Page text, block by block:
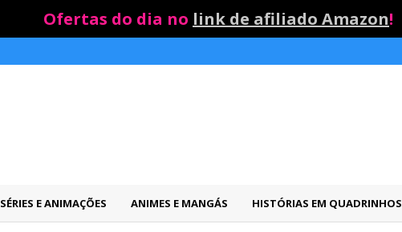
Ofertas do dia no link de afiliado Amazon!
SÉRIES E ANIMAÇÕES ANIMES E MANGÁS HISTÓRIAS EM QUADRINHOS